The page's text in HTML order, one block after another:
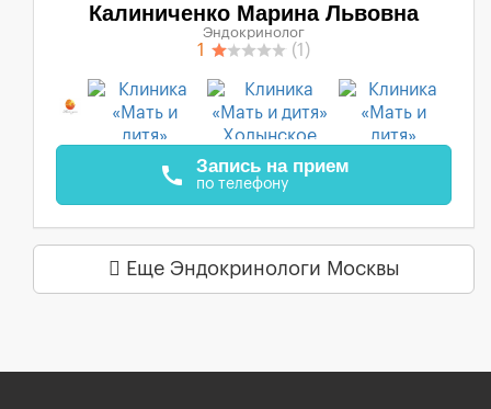
Калиниченко Марина Львовна
Эндокринолог
1 (1)
call Запись на прием
по телефону
Еще Эндокринологи Москвы